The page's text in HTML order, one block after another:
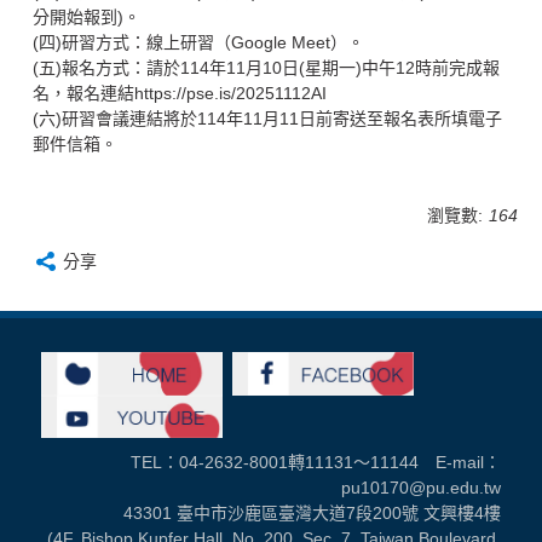
分開始報到)。
(四)研習方式：線上研習（Google Meet）。
(五)報名方式：請於114年11月10日(星期一)中午12時前完成報
名，報名連結https://pse.is/20251112AI
(六)研習會議連結將於114年11月11日前寄送至報名表所填電子
郵件信箱。
瀏覽數: 164
分享
TEL：04-2632-8001轉11131～11144 E-mail：
pu10170@pu.edu.tw
43301 臺中市沙鹿區臺灣大道7段200號 文興樓4樓